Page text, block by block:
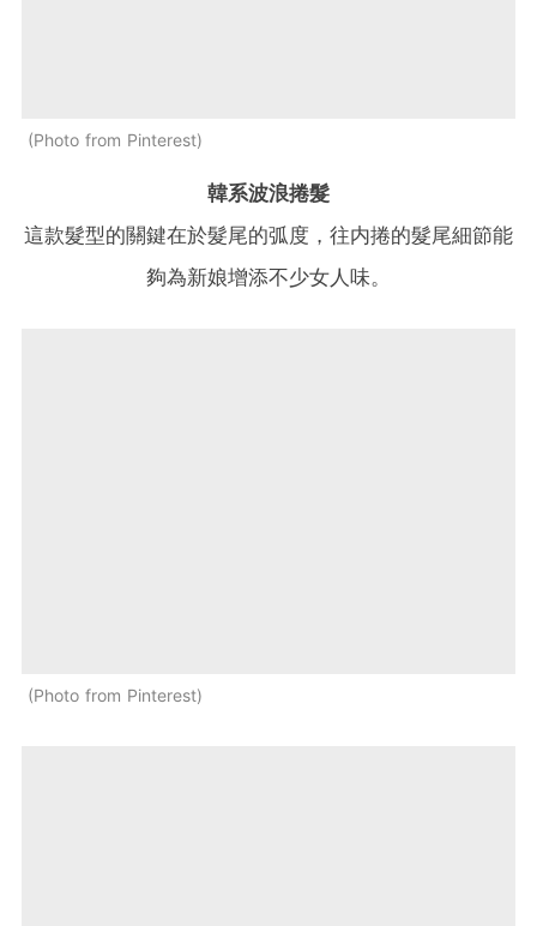
Photo from Pinterest
韓系波浪捲髮
這款髮型的關鍵在於髮尾的弧度，往内捲的髮尾細節能
夠為新娘增添不少女人味。
Photo from Pinterest